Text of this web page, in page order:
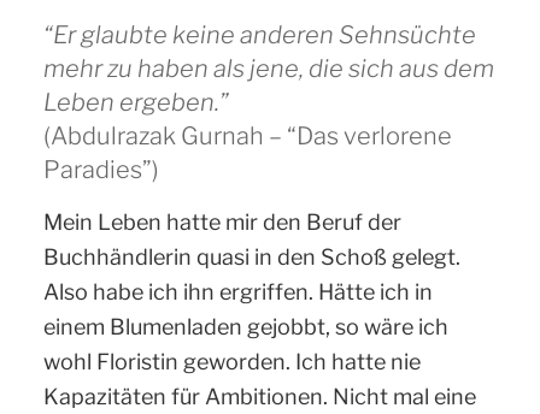
“Er glaubte keine anderen Sehnsüchte
mehr zu haben als jene, die sich aus dem
Leben ergeben.”
(Abdulrazak Gurnah – “Das verlorene
Paradies”)
Mein Leben hatte mir den Beruf der
Buchhändlerin quasi in den Schoß gelegt.
Also habe ich ihn ergriffen. Hätte ich in
einem Blumenladen gejobbt, so wäre ich
wohl Floristin geworden. Ich hatte nie
Kapazitäten für Ambitionen. Nicht mal eine